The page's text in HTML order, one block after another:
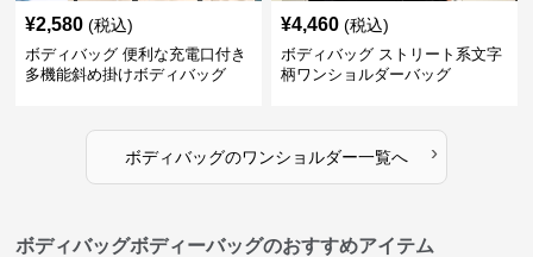
¥2,580 (税込)
ボディバッグ 便利な充電口付き
多機能斜め掛けボディバッグ
¥4,460 (税込)
ボディバッグ ストリート系文字
柄ワンショルダーバッグ
ボディバッグのワンショルダー一覧へ ›
ボディバッグボディーバッグのおすすめアイテム